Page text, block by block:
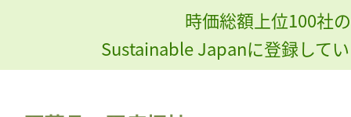
時価総額上位100社
Sustainable Japanに登録して